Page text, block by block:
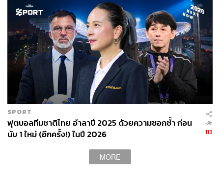
แบงค็อก ยูไนเต็ด พบ เอสซีจี เมืองทอง ยูไนเต็ด ถ่ายทอดสด
ทางช่อง True4U และ True Sport HD2, เวลา 20.00 น.
ชัยนาท ฮอร์นบิล พบ สุพรรณบุรี เอฟซี ถ่ายทอดสดทางช่อง
True Sport 2
วันที่ 11 กุมภาพันธ์ 2561 เวลา 18.00 น. นครราชสีมา มา
สด้า เอฟซี พบ บางกอกกล๊าส เอฟซี ถ่ายทอดสดทางช่อง True
Sport HD3, ราชนาวี พบ อุบล ยูเอ็มที ยูไนเต็ด ถ่ายทอดสด
ทางช่อง True Sport 6, เวลา 19.00 น. การท่าเรือ เอฟซี พบ
พัทยา ยูไนเต็ด ถ่ายทอดสดทางช่อง True4U, True Sport HD2
และ พีที ประจวบ เอฟซี พบ โปลิศ เทโร เอฟซี ถ่ายทอดสด
ทางช่อง True Sport2
Toyota Thai League 2018
SPORT
ฟุตบอลทีมชาติไทย อำลาปี 2025 ด้วยความชอกช้ำ ก่อน
นับ 1 ใหม่ (อีกครั้ง!) ในปี 2026
113
MORE